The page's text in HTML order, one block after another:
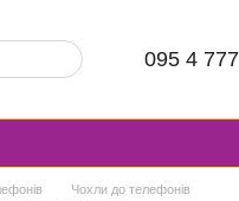
095 4
Чохли до телефонів